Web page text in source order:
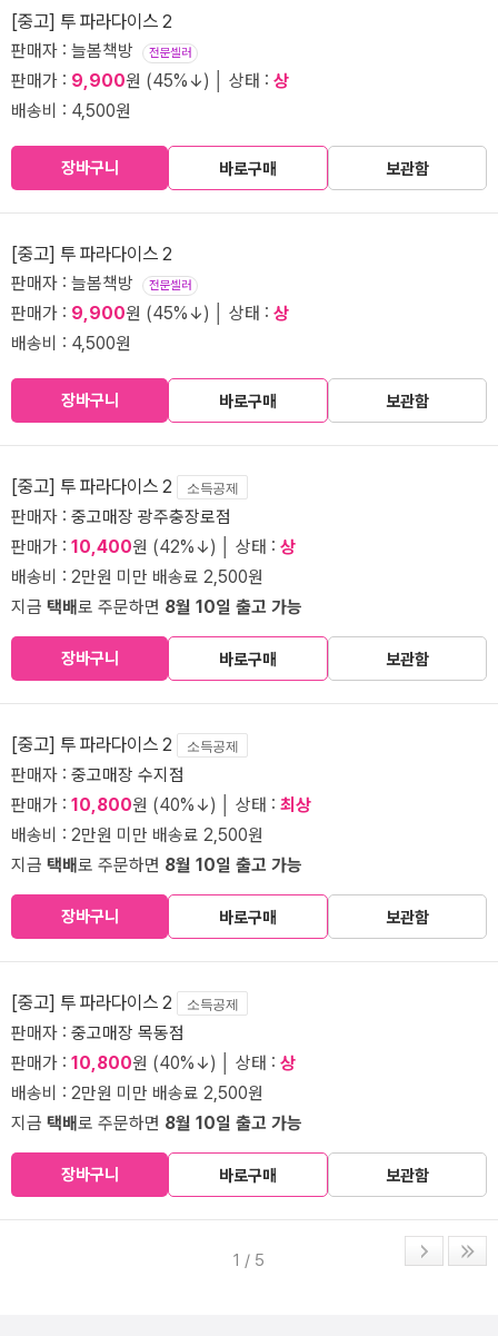
[중고] 투 파라다이스 2
판매자 : 늘봄책방 전문셀러
판매가 : 9,900원 (45%↓) │ 상태 : 상
배송비 : 4,500원
장바구니 바로구매 보관함
[중고] 투 파라다이스 2
판매자 : 늘봄책방 전문셀러
판매가 : 9,900원 (45%↓) │ 상태 : 상
배송비 : 4,500원
장바구니 바로구매 보관함
[중고] 투 파라다이스 2 소득공제
판매자 : 중고매장 광주충장로점
판매가 : 10,400원 (42%↓) │ 상태 : 상
배송비 : 2만원 미만 배송료 2,500원
지금 택배로 주문하면 8월 10일 출고 가능
장바구니 바로구매 보관함
[중고] 투 파라다이스 2 소득공제
판매자 : 중고매장 수지점
판매가 : 10,800원 (40%↓) │ 상태 : 최상
배송비 : 2만원 미만 배송료 2,500원
지금 택배로 주문하면 8월 10일 출고 가능
장바구니 바로구매 보관함
[중고] 투 파라다이스 2 소득공제
판매자 : 중고매장 목동점
판매가 : 10,800원 (40%↓) │ 상태 : 상
배송비 : 2만원 미만 배송료 2,500원
지금 택배로 주문하면 8월 10일 출고 가능
장바구니 바로구매 보관함
1 / 5